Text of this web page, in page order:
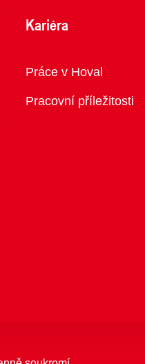
Kariéra
Přehled
Práce v Hoval
Pracovní příležitosti